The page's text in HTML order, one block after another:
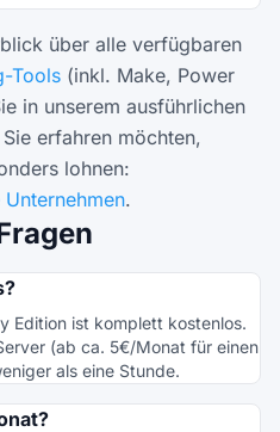
über alle verfügbaren
Tools (inkl. Make, Power
in unserem ausführlichen
erfahren möchten,
lohnen:
.
Edition ist komplett kostenlos.
(ab ca. 5€/Monat für einen
als eine Stunde.